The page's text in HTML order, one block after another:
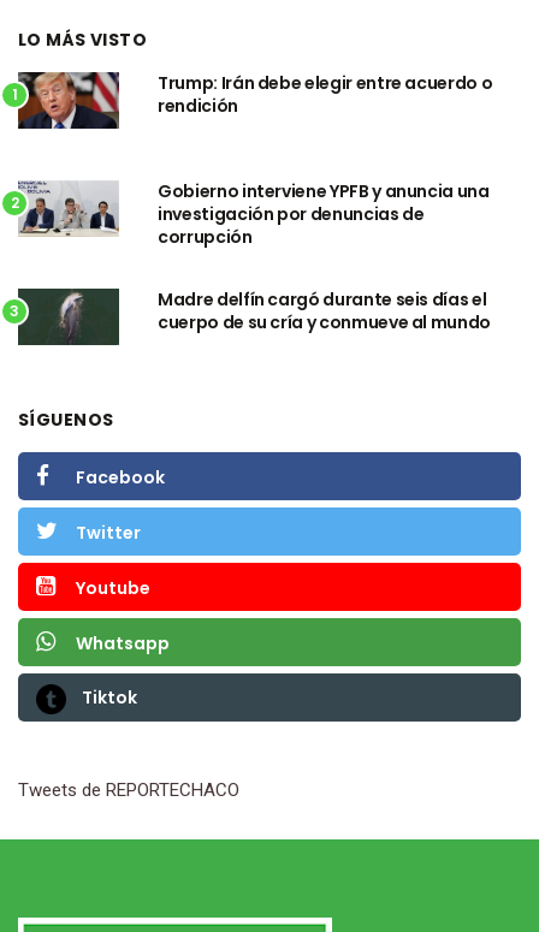
LO MÁS VISTO
1
Trump: Irán debe elegir entre acuerdo o
rendición
2
Gobierno interviene YPFB y anuncia una
investigación por denuncias de
corrupción
3
Madre delfín cargó durante seis días el
cuerpo de su cría y conmueve al mundo
SÍGUENOS
Facebook
Twitter
Youtube
Whatsapp
Tiktok
Tweets de REPORTECHACO